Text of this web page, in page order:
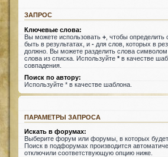
ЗАПРОС
Ключевые слова:
Вы можете использовать + , чтобы
быть в результатах, и - для слов, которых в
должно. Вы можете разделить слова символом
слова из списка. Используйте *в качестве
совпадения.
Поиск по автору:
Используйте * в качестве шаблона.
ПАРАМЕТРЫ ЗАПРОСА
Искать в форумах:
Выберите форум или форумы, в которых будет
Поиск в подфорумах производится
отключили соответствующую опцию ниже.